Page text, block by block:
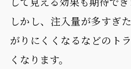
しかし、注入量が多すぎ
がりにくくなるなどのト
くなります。